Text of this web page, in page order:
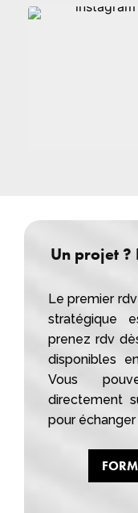
Un projet ?
Le premier
stratégique
prenez rdv
disponibles
Vous
directement
pour échanger